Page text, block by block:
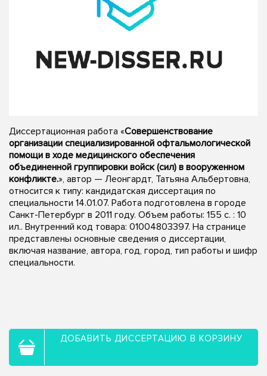
Диссертационная работа «Совершенствование
организации специализированной офтальмологической
помощи в ходе медицинского обеспечения
объединенной группировки войск (сил) в вооруженном
конфликте.», автор — Леонгардт, Татьяна Альбертовна,
относится к типу: кандидатская диссертация по
специальности 14.01.07. Работа подготовлена в городе
Санкт-Петербург в 2011 году. Объем работы: 155 с. : 10
ил.. Внутренний код товара: 01004803397. На странице
представлены основные сведения о диссертации,
включая название, автора, год, город, тип работы и шифр
специальности.
ДОБАВИТЬ ДИССЕРТАЦИЮ В КОРЗИНУ